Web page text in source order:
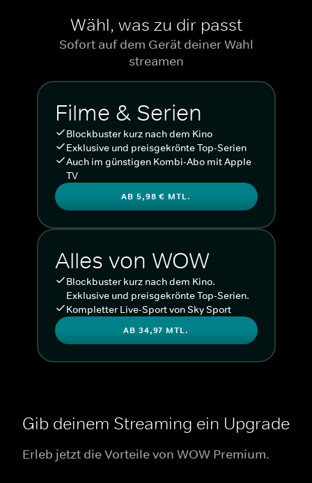
Wähl, was zu dir passt
Sofort auf dem Gerät deiner Wahl
streamen
Filme & Serien
Blockbuster kurz nach dem Kino
Exklusive und preisgekrönte Top-Serien
Auch im günstigen Kombi-Abo mit Apple
TV
AB 5,98 € MTL.
Alles von WOW
Blockbuster kurz nach dem Kino.
Exklusive und preisgekrönte Top-Serien.
Kompletter Live-Sport von Sky Sport
AB 34,97 MTL.
Gib deinem Streaming ein Upgrade
Erleb jetzt die Vorteile von WOW Premium.